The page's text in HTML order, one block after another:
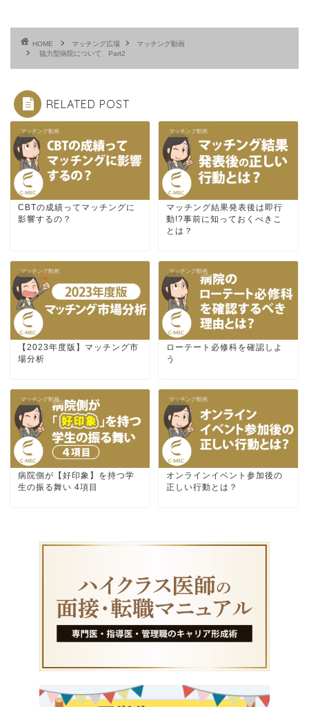
HOME マッチング広場
マッチング動画
協力型病院について Part2
RELATED POST
マッチング動画
CBTの成績ってマッチングに
影響するの？
マッチング動画
マッチング結果発表後は即行
動!?事前に知っておくべきこ
とは？
マッチング動画
【2023年度版】マッチング市
場分析
マッチング動画
ローテート必修科を確認しよ
う
マッチング動画
病院側が【好印象】を持つ学
生の振る舞い 4項目
マッチング動画
オンラインイベント参加後の
正しい行動とは？